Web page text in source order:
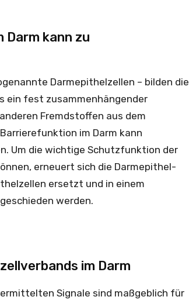
kann zu
Darmepithelzellen – bilden die
ein fest zusammenhängender
Fremdstoffen aus dem
im Darm kann
Um die wichtige Schutzfunktion der
erneuert sich die Darmepithel-
ersetzt und in einem
werden.
im Darm
Signale sind maßgeblich für